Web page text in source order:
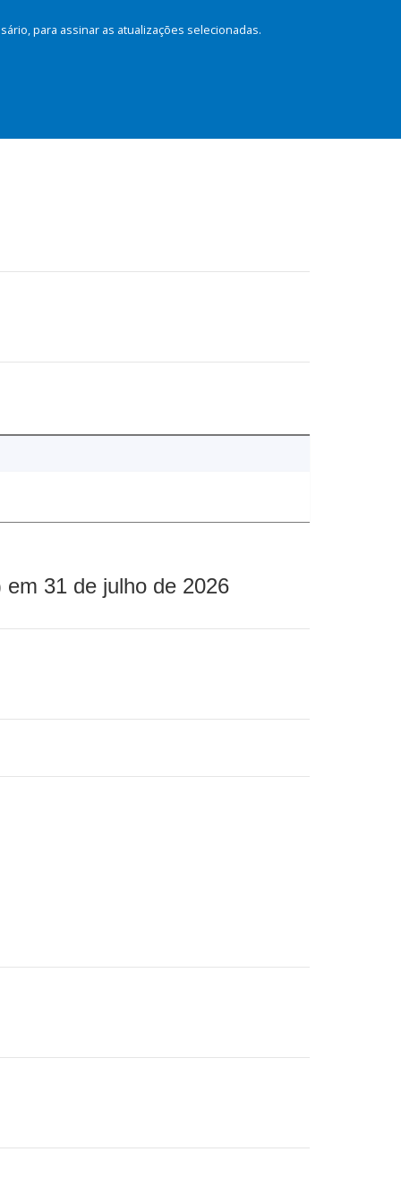
para assinar as atualizações selecionadas.
31 de julho de 2026